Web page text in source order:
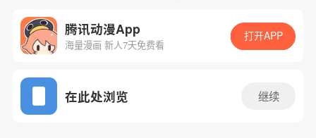
App免费看
腾讯动漫App
海量漫画 新人7天免费看
打开APP
在此处浏览 继续